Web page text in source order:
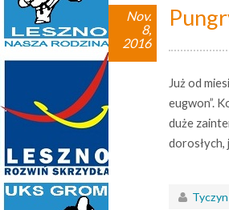
Nov.
8,
2016
Już od
eugwon”.
duże